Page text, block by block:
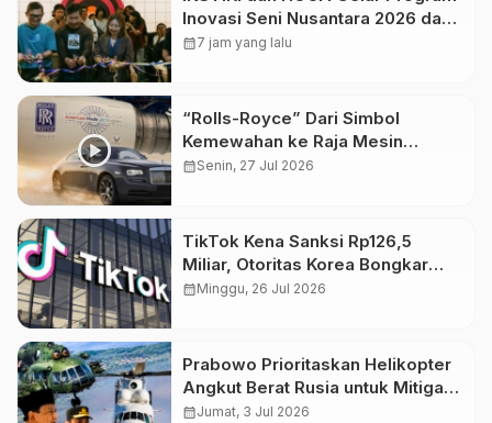
Inovasi Seni Nusantara 2026 dan
Pameran UTOPIA X DISTOPIA:
calendar_month7 jam yang lalu
“Rolls-Royce” Dari Simbol
Kemewahan ke Raja Mesin
Pesawat
calendar_monthSenin, 27 Jul 2026
TikTok Kena Sanksi Rp126,5
Miliar, Otoritas Korea Bongkar
Pelanggaran Data Pribadi
calendar_monthMinggu, 26 Jul 2026
Prabowo Prioritaskan Helikopter
Angkut Berat Rusia untuk Mitigasi
Bencana, Kemhan Tegaskan
calendar_monthJumat, 3 Jul 2026